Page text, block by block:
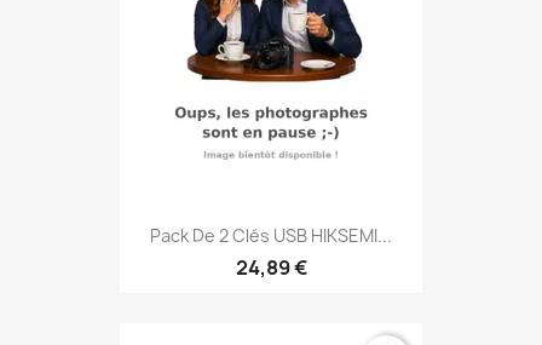
Pack De 2 Clés USB HIKSEMI...
24,89 €